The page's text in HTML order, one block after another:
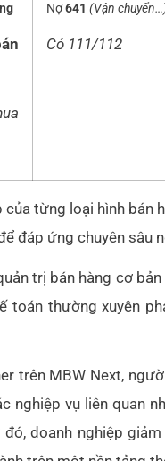
Nợ641 (Vận
Có 111/112
từng loại hình bán
đáp ứng chuyên sâu
trị bán hàng cơ
toán thường xuyên
trên MBW Next,
nghiệp vụ liên quan
doanh nghiệp